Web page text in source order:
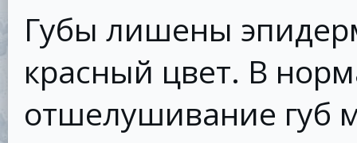
Губы лишены
красный цвет. В
отшелушивание губ